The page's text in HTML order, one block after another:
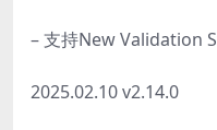
– 支持New Validation
2025.02.10 v2.14.0